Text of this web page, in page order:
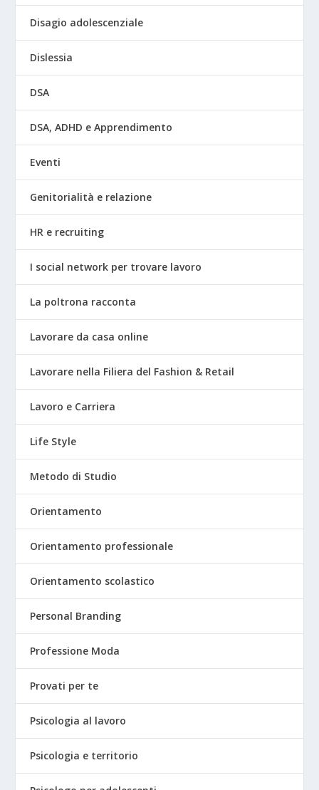
Disagio adolescenziale
Dislessia
DSA
DSA, ADHD e Apprendimento
Eventi
Genitorialità e relazione
HR e recruiting
I social network per trovare lavoro
La poltrona racconta
Lavorare da casa online
Lavorare nella Filiera del Fashion & Retail
Lavoro e Carriera
Life Style
Metodo di Studio
Orientamento
Orientamento professionale
Orientamento scolastico
Personal Branding
Professione Moda
Provati per te
Psicologia al lavoro
Psicologia e territorio